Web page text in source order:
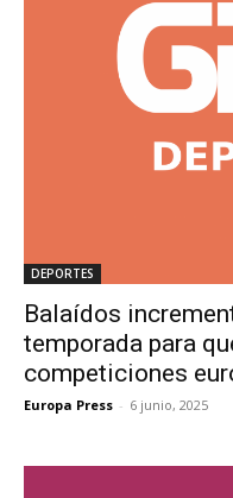
DEPORTES
Balaídos
temporada para
competiciones
Europa Press - 6 junio, 2025